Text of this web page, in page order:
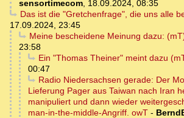
sensortimecom, 18.09.2024, 08:35
Das ist die "Gretchenfrage", die uns alle
17.09.2024, 23:45
Meine bescheidene Meinung dazu:
23:58
Ein "Thomas Theiner" meint dazu
00:47
Radio Niedersachsen gerade: Der
Lieferung Pager aus Taiwan nach Iran
manipuliert und dann wieder
man-in-the-middle-Angriff. owT -